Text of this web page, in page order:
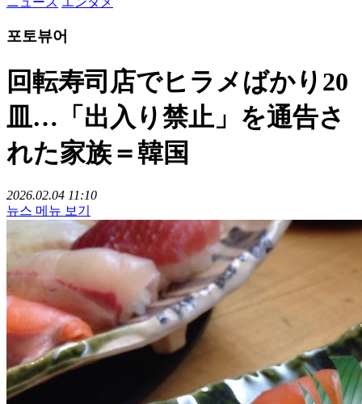
포토뷰어
回転寿司店でヒラメばかり20
皿…「出入り禁止」を通告さ
れた家族＝韓国
2026.02.04 11:10
뉴스 메뉴 보기